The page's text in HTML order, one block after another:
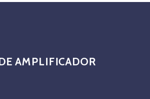
AMPLIFICADOR